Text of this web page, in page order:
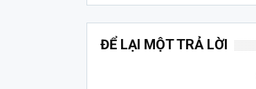
ĐỂ LẠI MỘT TRẢ LỜI